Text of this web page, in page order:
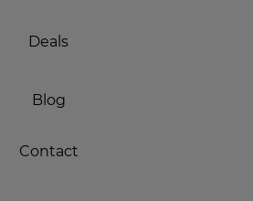
Deals
Blog
Contact